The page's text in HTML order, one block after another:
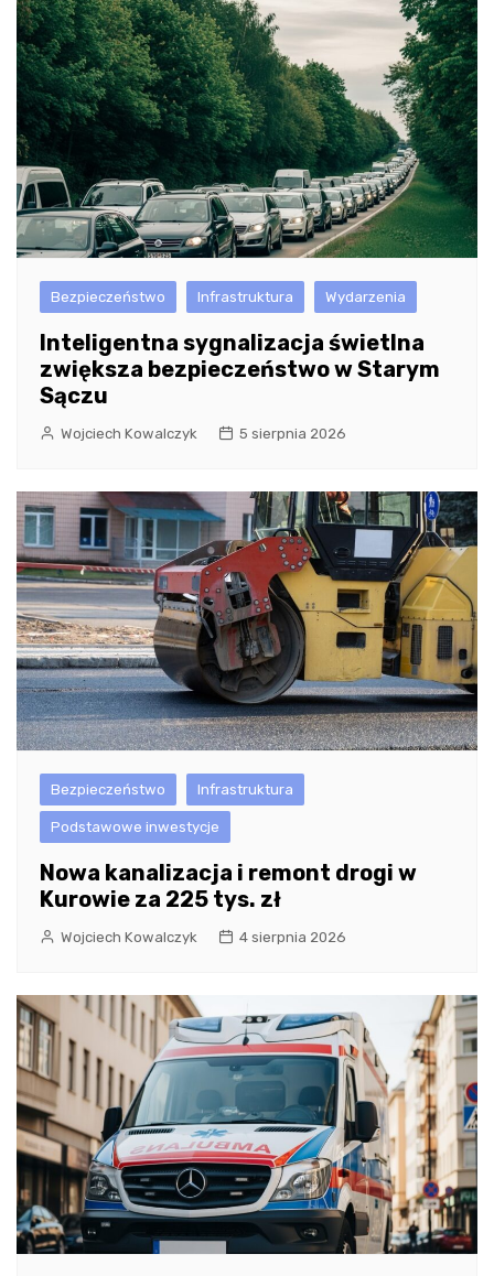
Bezpieczeństwo Infrastruktura Wydarzenia
Inteligentna sygnalizacja świetlna
zwiększa bezpieczeństwo w Starym
Sączu
Wojciech Kowalczyk 5 sierpnia 2026
Bezpieczeństwo Infrastruktura
Podstawowe inwestycje
Nowa kanalizacja i remont drogi w
Kurowie za 225 tys. zł
Wojciech Kowalczyk 4 sierpnia 2026